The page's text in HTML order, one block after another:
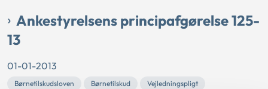
Ankestyrelsens principafgørelse 125-
13
01-01-2013
Børnetilskudsloven Børnetilskud
Vejledningspligt